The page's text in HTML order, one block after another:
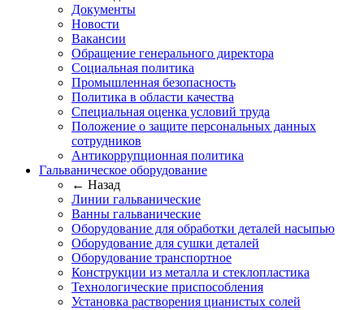
Документы
Новости
Вакансии
Обращение генерального директора
Социальная политика
Промышленная безопасность
Политика в области качества
Специальная оценка условий труда
Положение о защите персональных данных
сотрудников
Антикоррупционная политика
Гальваническое оборудование
← Назад
Линии гальванические
Ванны гальванические
Оборудование для обработки деталей насыпью
Оборудование для сушки деталей
Оборудование транспортное
Конструкции из металла и стеклопластика
Технологические приспособления
Установка растворения цианистых солей